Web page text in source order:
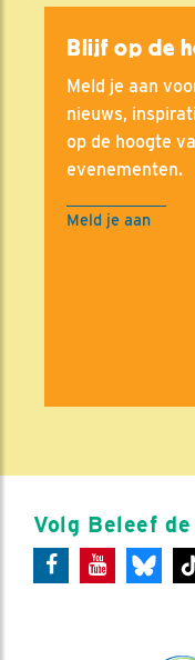
Blijf op de
Meld je aan
nieuws,
op de hoogte
evenementen.
Meld je aan
Volg Beleef